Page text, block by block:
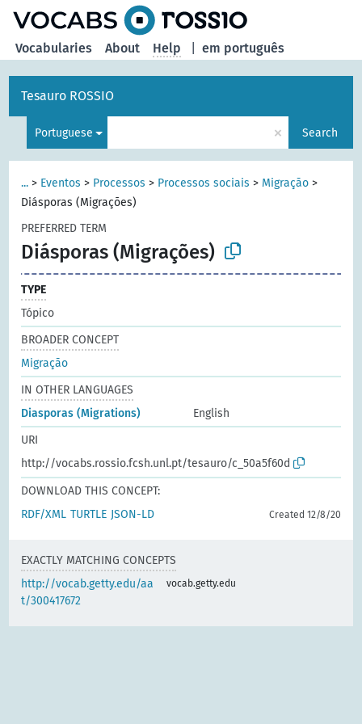
em português
Vocabularies About Help
Tesauro ROSSIO
Portuguese × Search
... > Eventos > Processos > Processos sociais > Migração >
Diásporas (Migrações)
PREFERRED TERM
Diásporas (Migrações)
TYPE
Tópico
BROADER CONCEPT
Migração
IN OTHER LANGUAGES
Diasporas (Migrations)
English
URI
http://vocabs.rossio.fcsh.unl.pt/tesauro/c_50a5f60d
DOWNLOAD THIS CONCEPT:
RDF/XML TURTLE JSON-LD Created 12/8/20
EXACTLY MATCHING CONCEPTS
http://vocab.getty.edu/aa
t/300417672
vocab.getty.edu